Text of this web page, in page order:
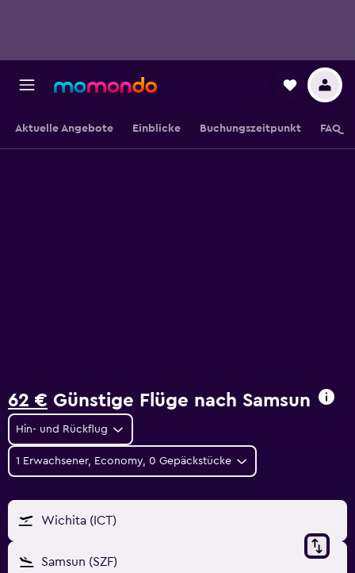
Aktuelle Angebote Einblicke Buchungszeitpunkt FAQ
62 € Günstige Flüge nach Samsun
Hin- und Rückflug
1 Erwachsener, Economy, 0 Gepäckstücke
Wichita (ICT)
Samsun (SZF)